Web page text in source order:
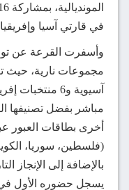
في قارتي آسيا
أخرى بطاقات
(فلسطين، سوريا،
بالإضافة إلى الإنجاز
يسجل حضوره الأول في